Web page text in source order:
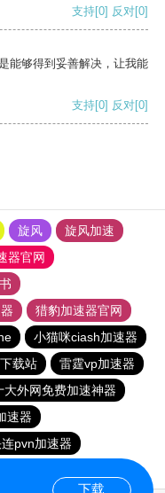
支持[0] 反对[0]
能够得到妥善解决，让我能
支持[0] 反对[0]
旋风
旋风加速
器官网
猎豹加速器官网
小猫咪ciash加速器
载站
雷霆vp加速器
大外网免费加速神器
速器
pvn加速器
下载